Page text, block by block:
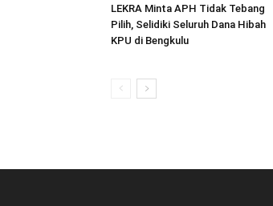
LEKRA Minta APH Tidak Tebang
Pilih, Selidiki Seluruh Dana Hibah
KPU di Bengkulu